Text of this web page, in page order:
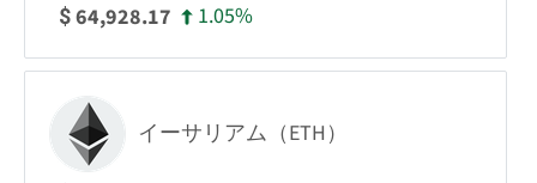
$64,928.17 1.05%
イーサリアム（ETH）